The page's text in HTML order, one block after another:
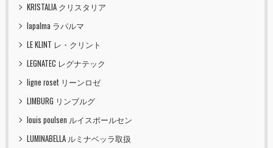
KRISTALIA クリスタリア
lapalma ラパルマ
LE KLINT レ・クリント
LEGNATEC レグナテック
ligne roset リーンロゼ
LIMBURG リンブルグ
louis poulsen ルイスポールセン
LUMINABELLA ルミナベッラ取扱